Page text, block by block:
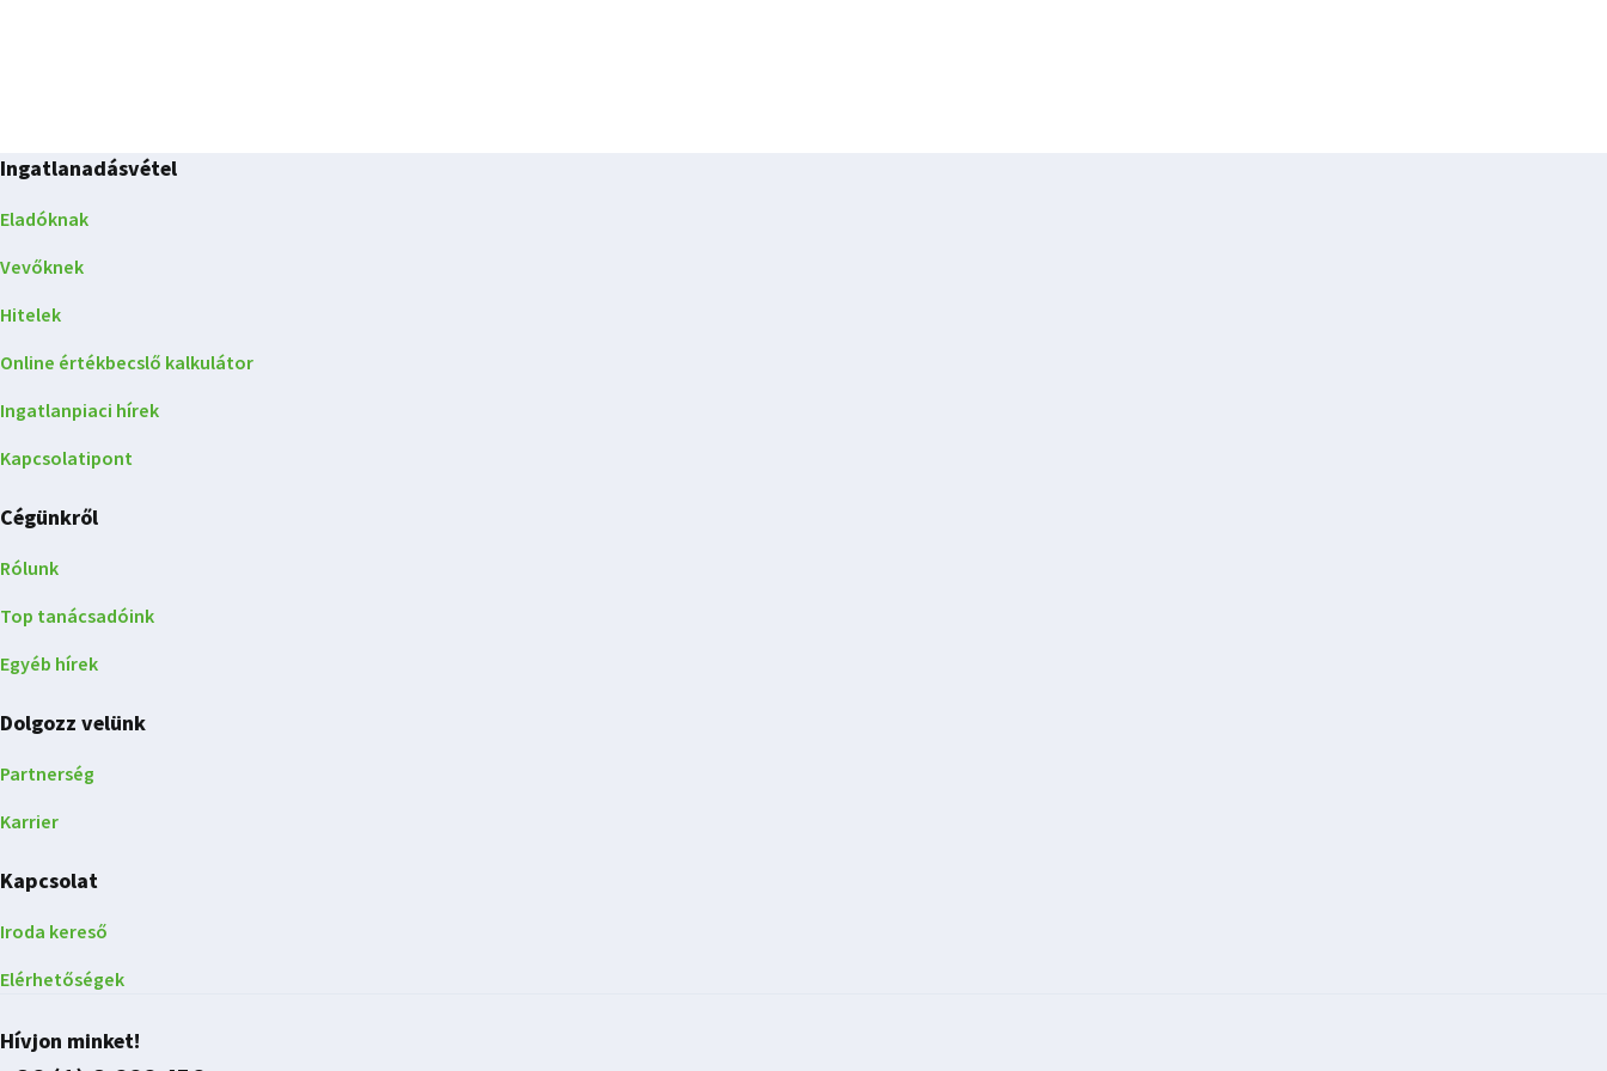
Ingatlanadásvétel
Eladóknak
Vevőknek
Hitelek
Online értékbecslő kalkulátor
Ingatlanpiaci hírek
Kapcsolatipont
Cégünkről
Rólunk
Top tanácsadóink
Egyéb hírek
Dolgozz velünk
Partnerség
Karrier
Kapcsolat
Iroda kereső
Elérhetőségek
Hívjon minket!